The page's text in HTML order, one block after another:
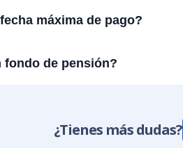
máxima de pago?
fondo de pensión?
¿Tienes más dudas?